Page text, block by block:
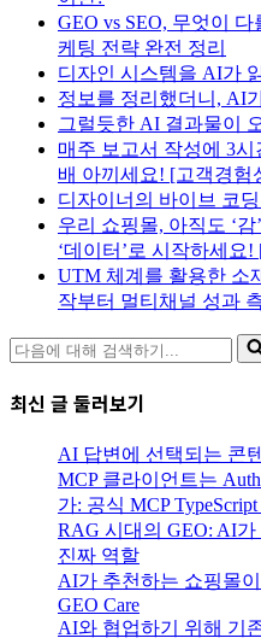
GEO vs SEO, 무엇이
케팅 전략 완전 정리
디자인 시스템을 AI가
정보를 정리했더니, AI
그럴듯한 AI 결과물이
매주 보고서 작성에 3
배 아끼세요! [고객경험
디자이너의 바이브 코
우리 쇼핑몰, 아직도 ‘
‘데이터’로 시작하세
UTM 체계를 활용한 소
작부터 멀티채널 성과
최신 글 둘러보기
AI 답변에 선택되는 콘
MCP 클라이언트는
가: 공식 MCP
RAG 시대의 GEO: AI
진짜 역할
AI가 추천하는 쇼핑몰
GEO Care
AI와 협업하기 위해 기